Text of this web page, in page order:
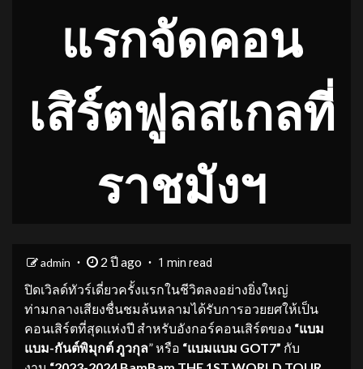
แรกจัดคอน
เสิร์ตฟูลสเกลที่
ราชมังฯ
admin 2 ปี ago 1 min read
ปิดเวิลด์ทัวร์เดี่ยวครั้งแรกในชีวิตลงอย่างยิ่งใหญ่
ท่ามกลางเสียงชื่นชมล้นหลามได้รับการอวยยศให้เป็น
คอนเสิร์ตที่สุดแห่งปี สำหรับอังกอร์คอนเสิร์ตของ “แบม
แบม-กันต์พิมุกต์ ภูวกุล” หรือ “แบมแบม GOT7” กับ